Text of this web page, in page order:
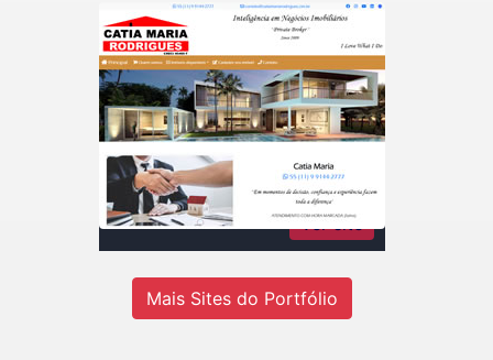
Catia Maria Rodrigues
Imóveis
Consultora de imóveis - Inteligência
em negócios imobiliários
Ver site
Mais Sites do Portfólio